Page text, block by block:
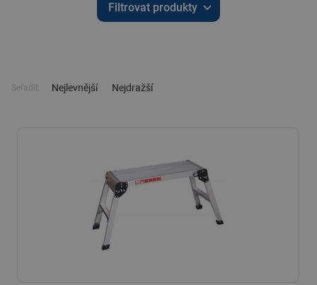
Filtrovat produkty
Seřadit: Nejlevnější Nejdražší